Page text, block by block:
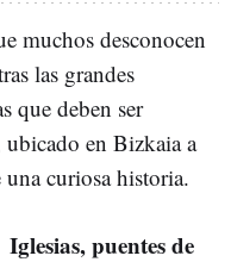
muchos desconocen
las grandes
que deben ser
ubicado en Bizkaia a
curiosa historia.
Iglesias, puentes de